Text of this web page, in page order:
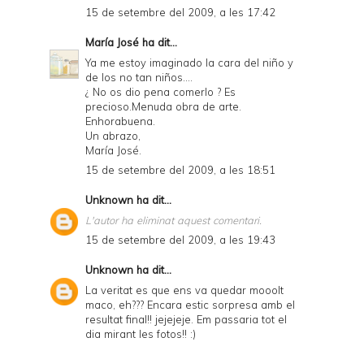
15 de setembre del 2009, a les 17:42
María José ha dit...
Ya me estoy imaginado la cara del niño y
de los no tan niños....
¿ No os dio pena comerlo ? Es
precioso.Menuda obra de arte.
Enhorabuena.
Un abrazo,
María José.
15 de setembre del 2009, a les 18:51
Unknown ha dit...
L'autor ha eliminat aquest comentari.
15 de setembre del 2009, a les 19:43
Unknown ha dit...
La veritat es que ens va quedar mooolt
maco, eh??? Encara estic sorpresa amb el
resultat final!! jejejeje. Em passaria tot el
dia mirant les fotos!! :)